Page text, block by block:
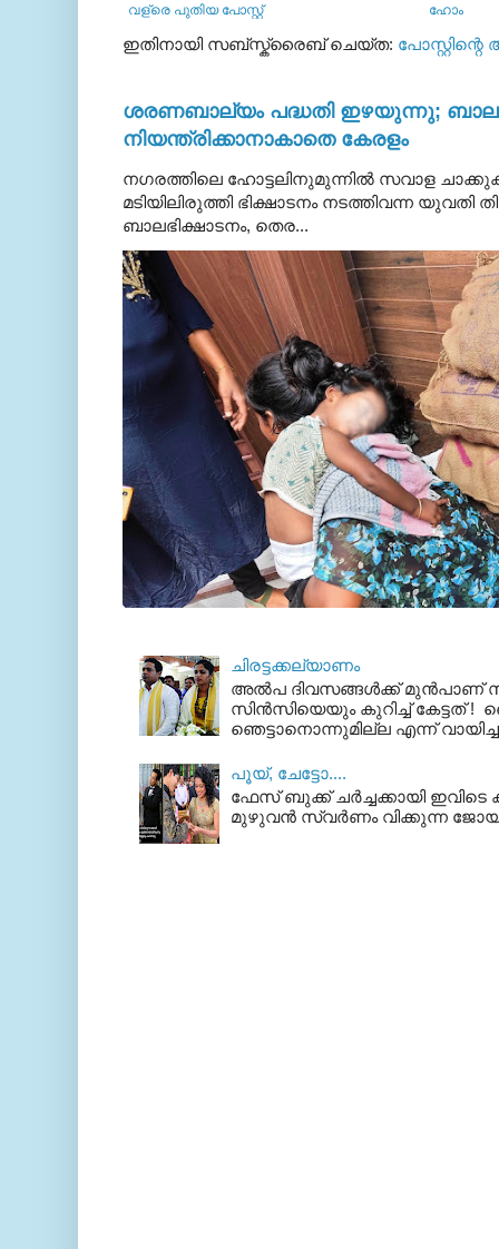
വള്രെ പുതിയ പോസ്റ്റ് ഹോം
ഇതിനായി സബ്‌സ്ക്രൈബ് ചെയ്ത:
ശരണബാല്യം പദ്ധതി ഇഴയുന്നു;
നിയന്ത്രിക്കാനാകാതെ കേരളം
നഗരത്തിലെ ഹോട്ടലിനുമുന്നിൽ സവാള
മടിയിലിരുത്തി ഭിക്ഷാടനം നടത്തിവന്ന
ബാലഭിക്ഷാടനം, തെര...
ചിരട്ടക്കല്യാണം
അല്‍പ ദിവസങ്ങള്‍ക്ക് മുന്‍പാണ്
സിന്‍സിയെയും കുറിച്ച് കേട്ടത് !
ഞെട്ടാനൊന്നുമില്ല എന്ന്
പൂയ്‌, ചേട്ടോ....
ഫേസ് ബുക്ക്‌ ചര്‍ച്ചക്കായി
മുഴുവന്‍ സ്വര്‍ണം വിക്കുന്ന